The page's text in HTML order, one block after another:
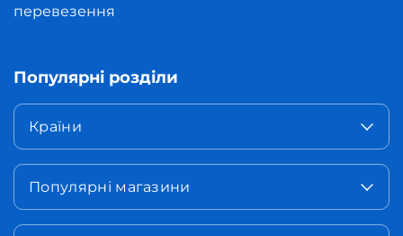
перевезення
Популярні розділи
Країни
Популярні магазини